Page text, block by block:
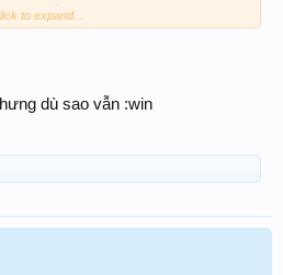
song lô
11 - 99
Ace cùng win nha!
to expand...
dù sao vẫn :win